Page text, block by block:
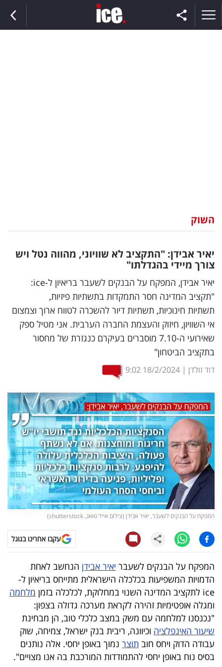
וצרכנות
דיגיטל
וטק
שיווק
ופרסום
משפט
מדדים
דעות
רכילות
עסקית
קריפטו
ויראלי
טלוויזיה
עסקי
ספורט
קריירה
ולימודים
מינויים
רייטינג
רכב
השוק
יאיר אבידן: "התקציב לא שוויוני, מהווה נטל ויש
צורך מיידי בהגדלתו"
יאיר אבידן, המפקח על הבנקים לשעבר בריאיון ל-ice:
"תקציב המדינה חסר התמקדות בתשתיות פיזיות,
תשתיות חינוכיות, תשתיות דיור להשכרה לטווח ארוך וצמצום
אי השוויון, חיזוק והעצמת החברה הערבית. אני מטיל ספק
שאירועי ה-7.10 מוסברים בעיקרם כנגזרת של מחסור
בתקציב הביטחון"
דוד זולדן |
18/2/2024
9:02
המפקח על הבנקים לשעבר, יאיר אבידן (צילום אייל טואג, shutterstock)
עקבו אחרינו בגוגל
המפקח על הבנקים לשעבר יאיר אבידן הנחשב לאחת
הדמויות המשפיעות בכלכלה הישראלית מתייחס בריאיון ל-
ice לתקציב המדינה השנוי במחלוקת, לכלכלה בזמן
מלחמה
ומגלה אופטימיות זהירה לקראת מערכה גדולה בצפון:
"נכנסנו למלחמה עם משק במצב כלכלי טוב, הן מבחינת
שיעור האינפלציה וכיוונה, ריבית בנק ישראל, צמיחה, שוק
עבודה הדוק ויחס חוב תוצר נמוך באופן יחסי. אלה נותנים
בסיס נוח באופן יחסי להתמודדות המורכבת בה אנו מצויים".